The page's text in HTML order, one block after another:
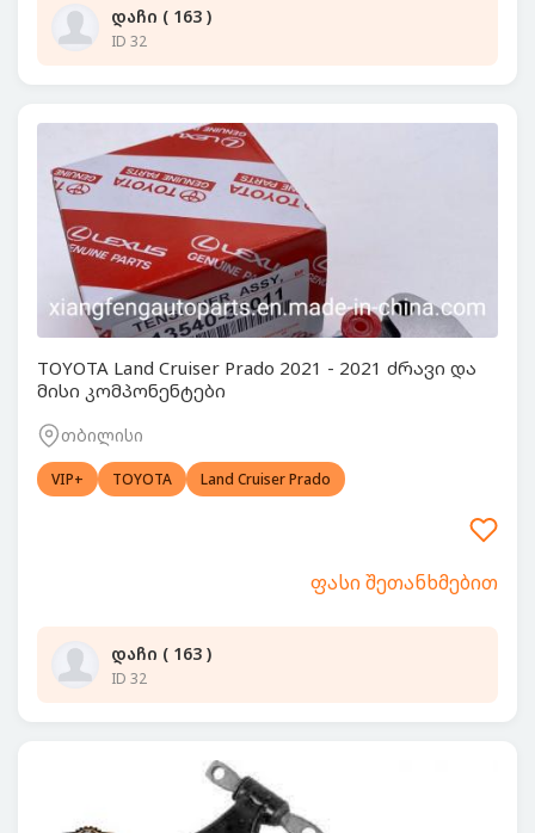
დაჩი ( 163 )
ID 32
TOYOTA Land Cruiser Prado 2021 - 2021 ძრავი და
მისი კომპონენტები
თბილისი
VIP+ TOYOTA Land Cruiser Prado
ფასი შეთანხმებით
დაჩი ( 163 )
ID 32